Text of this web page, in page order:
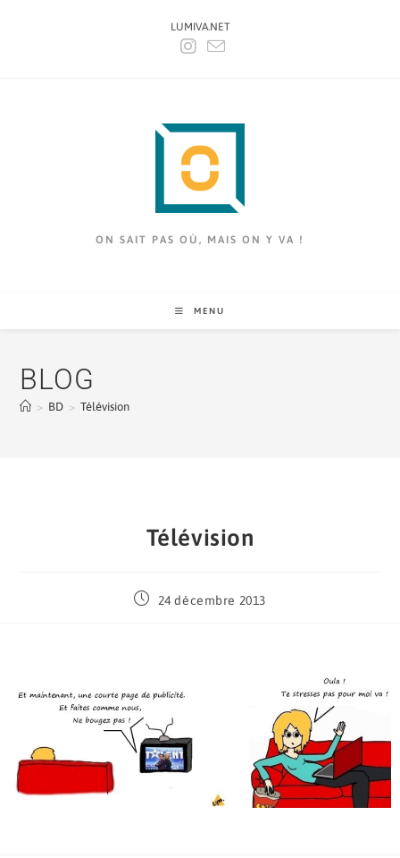
LUMIVA.NET
ON SAIT PAS OÙ, MAIS ON Y VA !
MENU
BLOG
> BD > Télévision
Télévision
24 décembre 2013